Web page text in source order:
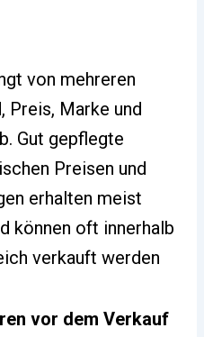
von mehreren
Preis, Marke und
Gut gepflegte
Preisen und
erhalten meist
können oft innerhalb
verkauft werden
vor dem Verkauf